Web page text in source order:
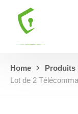
Home
Produits
Lot de 2